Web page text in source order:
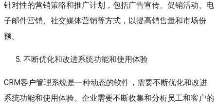
针对性的营销策略和推广计划，包括广告宣传、促销活动、电
子邮件营销、社交媒体营销等方式，以提高销售量和市场份
额。
不断优化和改进系统功能和使用体验
CRM客户管理系统是一种动态的软件，需要不断优化和改进
系统功能和使用体验。企业需要不断收集和分析员工和客户的